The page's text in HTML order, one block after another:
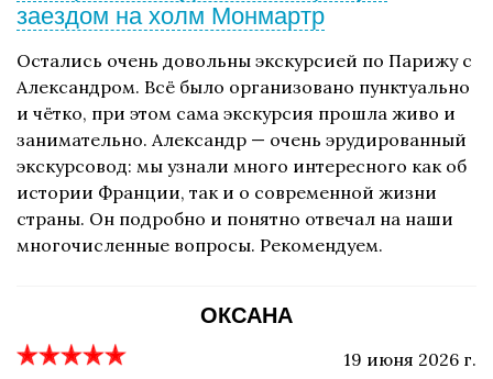
заездом на холм Монмартр
Остались очень довольны экскурсией по Парижу с
Александром. Всё было организовано пунктуально
и чётко, при этом сама экскурсия прошла живо и
занимательно. Александр — очень эрудированный
экскурсовод: мы узнали много интересного как об
истории Франции, так и о современной жизни
страны. Он подробно и понятно отвечал на наши
многочисленные вопросы. Рекомендуем.
ОКСАНА
19 июня 2026 г.